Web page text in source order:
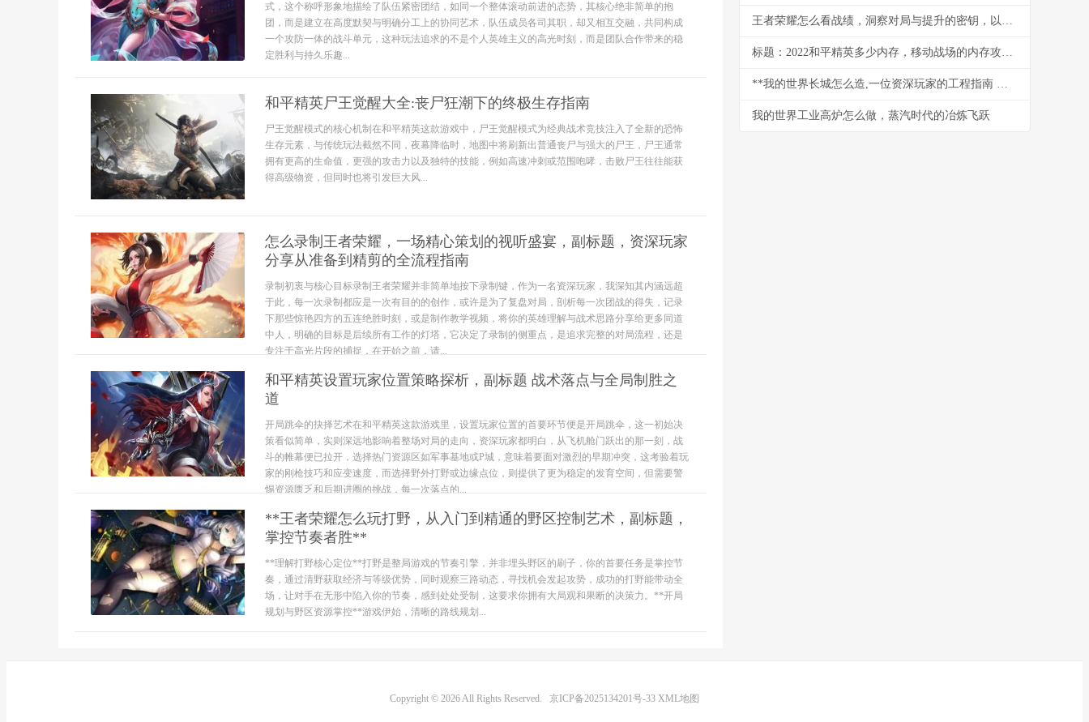
式，这个称呼形象地描绘了队伍紧密团结，如同一个整体滚动前进的态势，其核心绝非简单的抱
团，而是建立在高度默契与明确分工上的协同艺术，队伍成员各司其职，却又相互交融，共同构成
一个攻防一体的战斗单元，这种玩法追求的不是个人英雄主义的高光时刻，而是团队合作带来的稳
定胜利与持久乐趣...
和平精英尸王觉醒大全:丧尸狂潮下的终极生存指南
尸王觉醒模式的核心机制在和平精英这款游戏中，尸王觉醒模式为经典战术竞技注入了全新的恐怖
生存元素，与传统玩法截然不同，夜幕降临时，地图中将刷新出普通丧尸与强大的尸王，尸王通常
拥有更高的生命值，更强的攻击力以及独特的技能，例如高速冲刺或范围咆哮，击败尸王往往能获
得高级物资，但同时也将引发巨大风...
怎么录制王者荣耀，一场精心策划的视听盛宴，副标题，资深玩家
分享从准备到精剪的全流程指南
录制初衷与核心目标录制王者荣耀并非简单地按下录制键，作为一名资深玩家，我深知其内涵远超
于此，每一次录制都应是一次有目的的创作，或许是为了复盘对局，剖析每一次团战的得失，记录
下那些惊艳四方的五连绝胜时刻，或是制作教学视频，将你的英雄理解与战术思路分享给更多同道
中人，明确的目标是后续所有工作的灯塔，它决定了录制的侧重点，是追求完整的对局流程，还是
专注于高光片段的捕捉，在开始之前，请...
和平精英设置玩家位置策略探析，副标题 战术落点与全局制胜之
道
开局跳伞的抉择艺术在和平精英这款游戏里，设置玩家位置的首要环节便是开局跳伞，这一初始决
策看似简单，实则深远地影响着整场对局的走向，资深玩家都明白，从飞机舱门跃出的那一刻，战
斗的帷幕便已拉开，选择热门资源区如军事基地或P城，意味着要面对激烈的早期冲突，这考验着玩
家的刚枪技巧和应变速度，而选择野外打野或边缘点位，则提供了更为稳定的发育空间，但需要警
惕资源匮乏和后期进圈的挑战，每一次落点的...
**王者荣耀怎么玩打野，从入门到精通的野区控制艺术，副标题，
掌控节奏者胜**
**理解打野核心定位**打野是整局游戏的节奏引擎，并非埋头野区的刷子，你的首要任务是掌控节
奏，通过清野获取经济与等级优势，同时观察三路动态，寻找机会发起攻势，成功的打野能带动全
场，让对手在无形中陷入你的节奏，感到处处受制，这要求你拥有大局观和果断的决策力。**开局
规划与野区资源掌控**游戏伊始，清晰的路线规划...
王者荣耀怎么看战绩，洞察对局与提升的密钥，以数据为镜照见成长之路
标题：2022和平精英多少内存，移动战场的内存攻防战
**我的世界长城怎么造,一位资深玩家的工程指南 副标题,从规划到竣工的完整心得**
我的世界工业高炉怎么做，蒸汽时代的冶炼飞跃
Copyright © 2026 All Rights Reserved. 京ICP备2025134201号-33 XML地图